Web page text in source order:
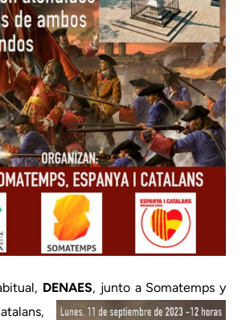
DENAES, junto a Somatemps y